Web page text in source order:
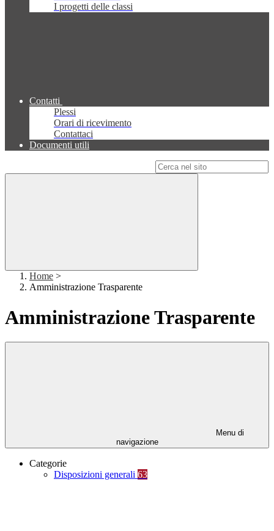
I progetti delle classi
Contatti
Plessi
Orari di ricevimento
Contattaci
Documenti utili
Home >
Amministrazione Trasparente
Amministrazione Trasparente
Menu di
navigazione
Categorie
Disposizioni generali 63